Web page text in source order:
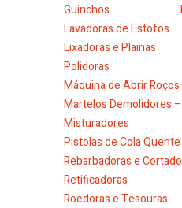
Guinchos
Lavadoras de Estofos
Lixadoras e Plainas
Polidoras
Máquina de Abrir Roços
Martelos Demolidores
Misturadores
Pistolas de Cola Quente
Rebarbadoras e
Retificadoras
Roedoras e Tesouras